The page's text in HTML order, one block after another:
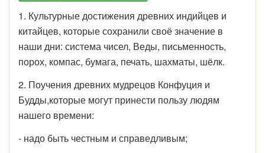
1. Культурные достижения древних индийцев и
китайцев, которые сохранили своё значение в
наши дни: система чисел, Веды, письменность,
порох, компас, бумага, печать, шахматы, шёлк.
2. Поучения древних мудрецов Конфуция и
Будды,которые могут принести пользу людям
нашего времени:
- надо быть честным и справедливым;